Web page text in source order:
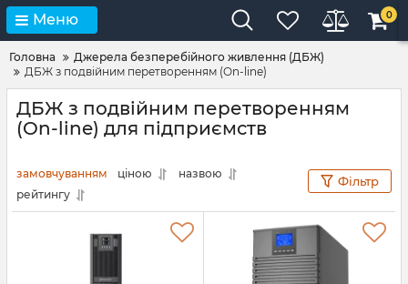
Меню 0
Головна
Джерела безперебійного живлення (ДБЖ)
ДБЖ з подвійним перетворенням (On-line)
ДБЖ з подвійним перетворенням
(On-line) для підприємств
замовчуванням ціною
назвою
рейтингу
Фільтр